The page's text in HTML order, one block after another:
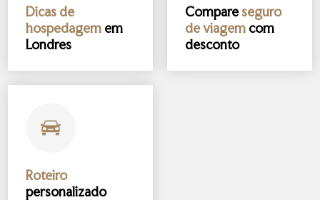
Dicas de
hospedagem em
Londres
Compareseguro
de viagem com
desconto
Roteiro
personalizado